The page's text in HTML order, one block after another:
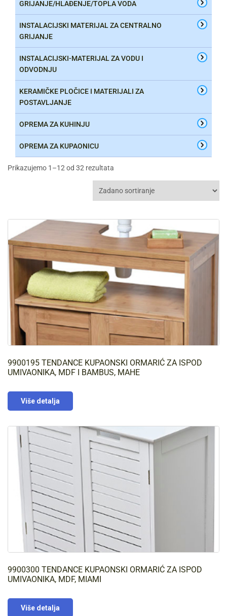
GRIJANJE/HLAĐENJE/TOPLA VODA
INSTALACIJSKI MATERIJAL ZA CENTRALNO
GRIJANJE
INSTALACIJSKI-MATERIJAL ZA VODU I
ODVODNJU
KERAMIČKE PLOČICE I MATERIJALI ZA
POSTAVLJANJE
OPREMA ZA KUHINJU
OPREMA ZA KUPAONICU
Prikazujemo 1–12 od 32 rezultata
9900195 TENDANCE KUPAONSKI ORMARIĆ ZA ISPOD
UMIVAONIKA, MDF I BAMBUS, MAHE
Više detalja
9900300 TENDANCE KUPAONSKI ORMARIĆ ZA ISPOD
UMIVAONIKA, MDF, MIAMI
Više detalja